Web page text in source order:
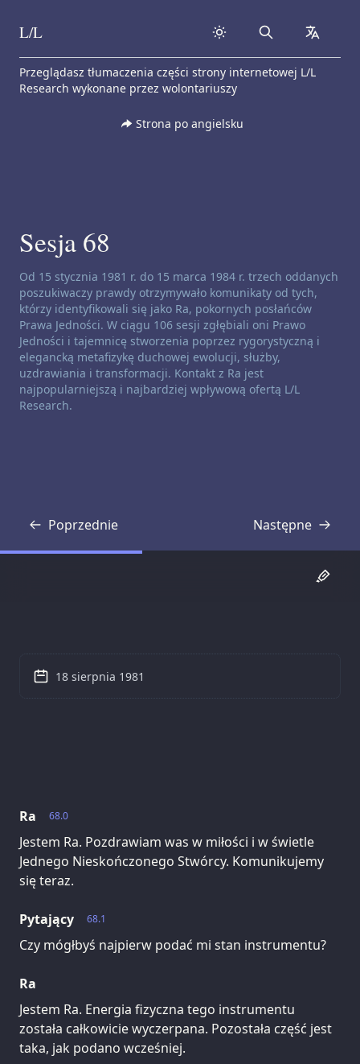
Skip to content
L/L Search
Przeglądasz tłumaczenia części strony internetowej L/L
Research wykonane przez wolontariuszy
Strona po angielsku
Sesja 68
Zastrzeżenie dotyczące kanałów:
Od 15 stycznia 1981 r. do 15 marca 1984 r. trzech oddanych
poszukiwaczy prawdy otrzymywało komunikaty od tych,
którzy identyfikowali się jako Ra, pokornych posłańców
Prawa Jedności. W ciągu 106 sesji zgłębiali oni Prawo
Jedności i tajemnicę stworzenia poprzez rygorystyczną i
elegancką metafizykę duchowej ewolucji, służby,
uzdrawiania i transformacji. Kontakt z Ra jest
najpopularniejszą i najbardziej wpływową ofertą L/L
Research.
Poprzednie
Transkrypcja Następne
Transkrypcja
68.0
Ra
Jestem Ra. Pozdrawiam was w miłości i w świetle
Jednego Nieskończonego Stwórcy. Komunikujemy
się teraz.
68.1
Pytający
Czy mógłbyś najpierw podać mi stan instrumentu?
Ra
Jestem Ra. Energia fizyczna tego instrumentu
została całkowicie wyczerpana. Pozostała część jest
taka, jak podano wcześniej.
18 sierpnia 1981